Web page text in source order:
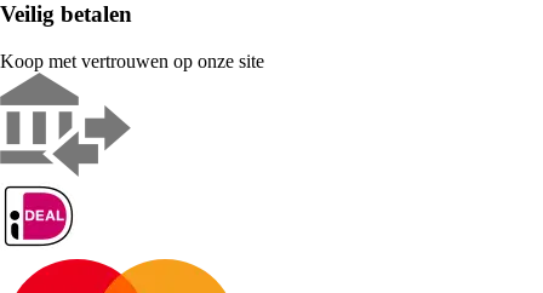
Veilig betalen
Koop met vertrouwen op onze site